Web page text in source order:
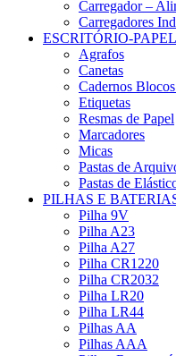
Carregador –
Carregadores
ESCRITÓRIO-
Agrafos
Canetas
Cadernos
Etiquetas
Resmas de Papel
Marcadores
Micas
Pastas de
Pastas de
PILHAS E
Pilha 9V
Pilha A23
Pilha A27
Pilha CR1220
Pilha CR2032
Pilha LR20
Pilha LR44
Pilhas AA
Pilhas AAA